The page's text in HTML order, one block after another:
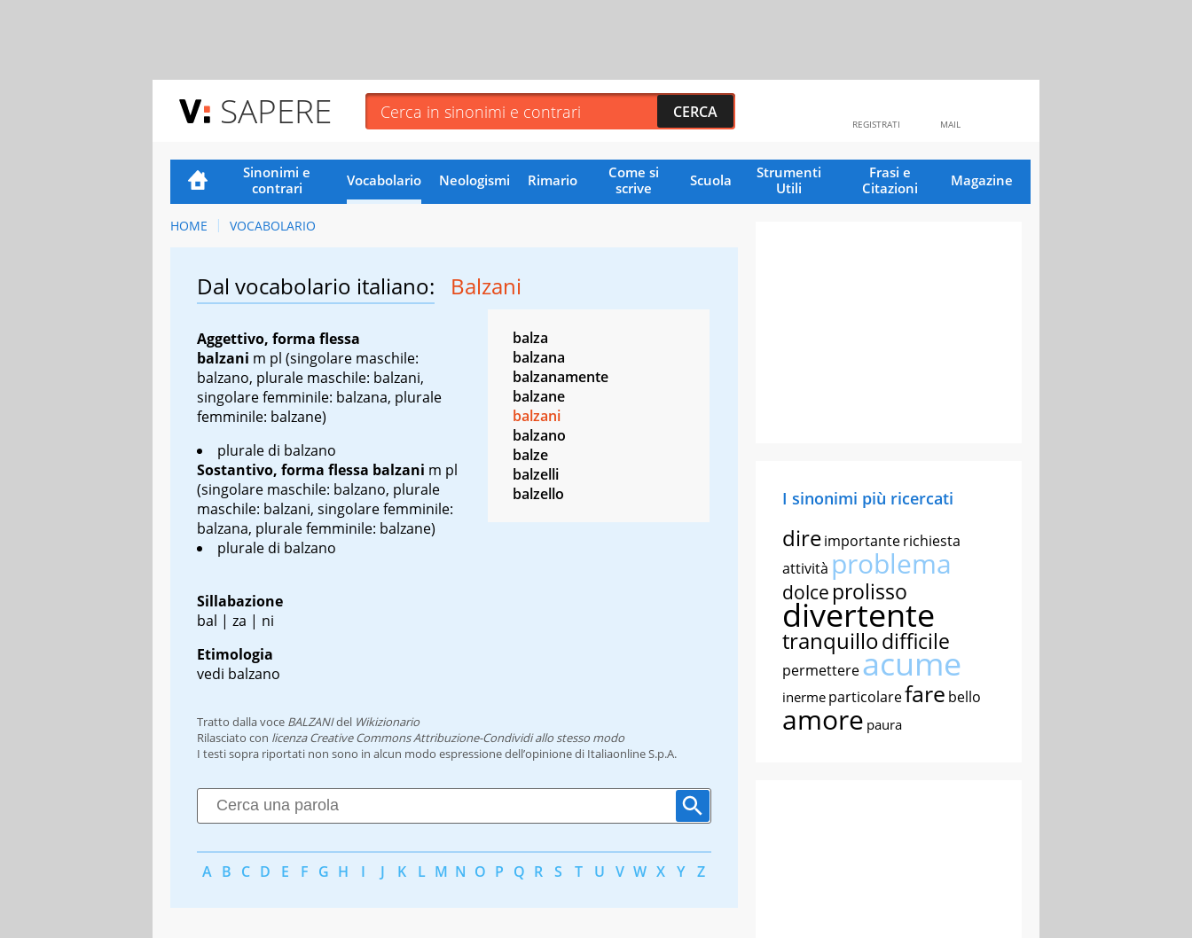
SAPERE MAIL
REGISTRATI
Sinonimi e
contrari
Vocabolario Neologismi Rimario
Come si
scrive
Scuola
Strumenti
Utili
Frasi e
Citazioni
Magazine
HOME VOCABOLARIO
Dal vocabolario italiano: Balzani
Aggettivo, forma flessa
balzani m pl (singolare maschile:
balzano, plurale maschile: balzani,
singolare femminile: balzana, plurale
femminile: balzane)
plurale di balzano
Sostantivo, forma flessa balzani m pl
(singolare maschile: balzano, plurale
maschile: balzani, singolare femminile:
balzana, plurale femminile: balzane)
plurale di balzano
Sillabazione
bal | za | ni
Etimologia
vedi balzano
balza
balzana
balzanamente
balzane
balzani
balzano
balze
balzelli
balzello
Tratto dalla voce BALZANIdel Wikizionario
Rilasciato con licenza Creative Commons Attribuzione-Condividi allo stesso modo
I testi sopra riportati non sono in alcun modo espressione dell’opinione di Italiaonline S.p.A.
A B C D E F G H I J K L M N O P Q R S T U V W X Y Z
I sinonimi più ricercati
direimportanterichiesta
attività problema
dolce prolisso
divertente
tranquillodifficile
permettereacume
inerme particolarefare bello
amore paura